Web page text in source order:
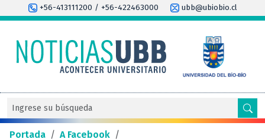
+56-413111200 / +56-422463000 ubb@ubiobio.cl
Portada / A Facebook /